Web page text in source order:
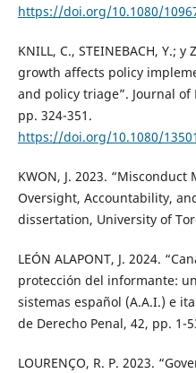
https://doi.org/10.1080/
KNILL, C., STEINEBACH, Y.;
growth affects policy
and policy triage”. Journal of
pp. 324-351.
https://doi.org/10.1080/
KWON, J. 2023.
Oversight, Accountability,
dissertation, University of
LEÓN ALAPONT, J. 2024.
protección del informante:
sistemas español (A.A.I.) e
de Derecho Penal, 42, pp. 1-
LOURENÇO, R. P. 2023.